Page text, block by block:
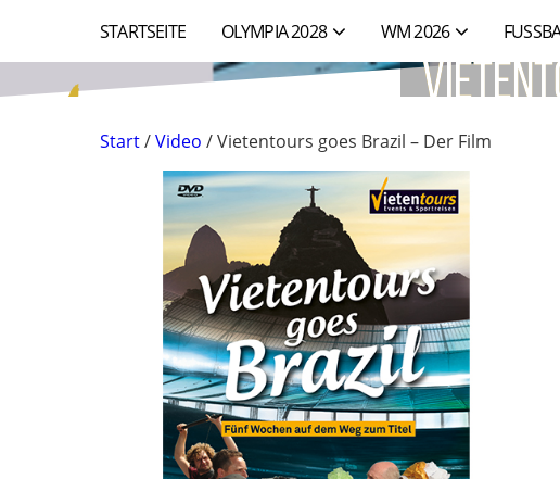
STARTSEITE OLYMPIA 2028 WM 2026
Start/Video / Vietentours goes Brazil – Der Film